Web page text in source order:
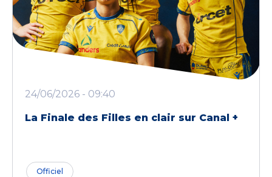
24/06/2026 - 09:40
La Finale des Filles en clair sur Canal +
Officiel